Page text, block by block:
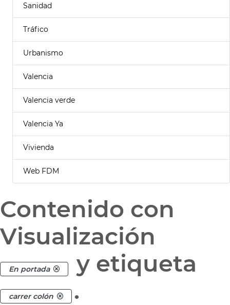
Sanidad
Tráfico
Urbanismo
Valencia
Valencia verde
Valencia Ya
Vivienda
Web FDM
Contenido con
Visualización
En portada y etiqueta
carrer colón .